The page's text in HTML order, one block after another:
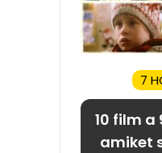
7
10 film a
amiket